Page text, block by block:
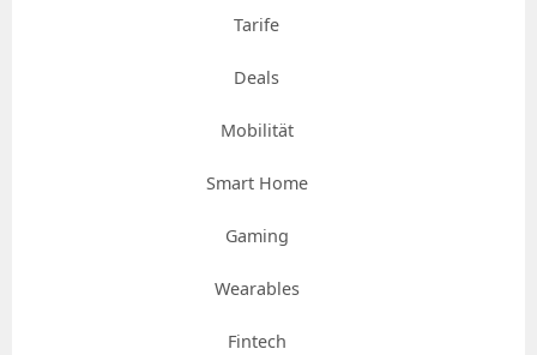
Tarife
Deals
Mobilität
Smart Home
Gaming
Wearables
Fintech